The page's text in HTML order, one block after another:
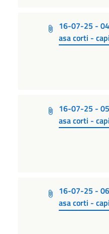
16-07-25 -
asa corti -
16-07-25 -
asa corti -
16-07-25 -
asa corti -